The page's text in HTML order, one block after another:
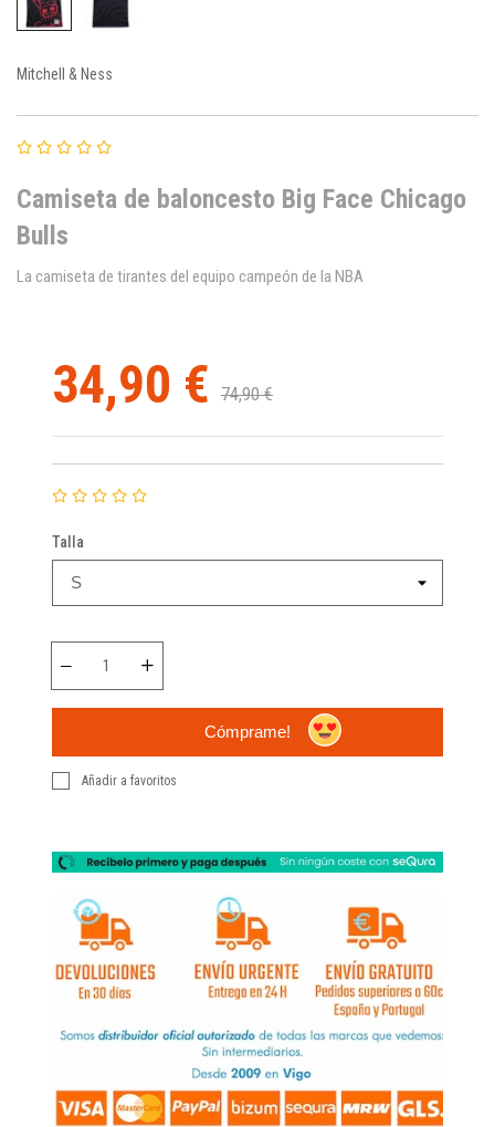
Mitchell & Ness
Camiseta de baloncesto Big Face Chicago
Bulls
La camiseta de tirantes del equipo campeón de la NBA
34,90 € 74,90 €
Talla
Cómprame!
Añadir a favoritos